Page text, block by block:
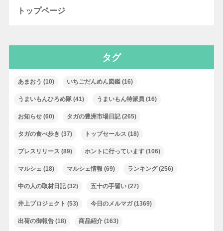
トップページ
タグ
あまおう (10) いちごだんめん図鑑(16)
うまいもんひろめ隊(41) うまいもん特派員 (16)
お知らせ(60) タガの豊洲市場日記(265)
タガの食べ歩き (37) トップセールス (18)
プレスリリース (89) ホントに行っています(106)
マルシェ (18) マルシェ情報 (69) ランキング(256)
中の人の取材日記(32) 五十の手習い(27)
井上プロジェクト (53) 今日のメルマガ(1369)
出荷の御報告(18) 商品紹介(163)